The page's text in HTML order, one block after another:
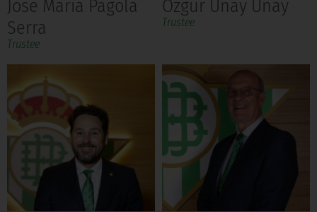
José María Pagola
Serra
Trustee
Ozgur Unay Unay
Trustee